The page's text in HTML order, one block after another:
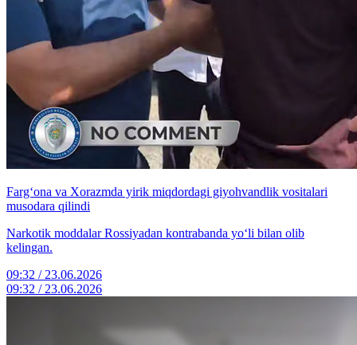
Farg‘ona va Xorazmda yirik miqdordagi giyohvandlik vositalari
musodara qilindi
Narkotik moddalar Rossiyadan kontrabanda yo‘li bilan olib
kelingan.
09:32 / 23.06.2026
09:32 / 23.06.2026